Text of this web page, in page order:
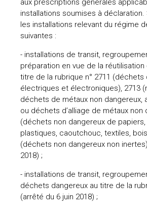
installations soumises à
les installations relevant du régime
suivantes :
- installations de transit,
préparation en vue de la
titre de la rubrique n° 2711 (déchets
électriques et électroniques), 2713
déchets de métaux non dangereux,
ou déchets d’alliage de métaux non
(déchets non dangereux de papiers,
plastiques, caoutchouc, textiles,
(déchets non dangereux non
2018) ;
- installations de transit,
déchets dangereux au titre de la
(arrêté du 6 juin 2018) ;